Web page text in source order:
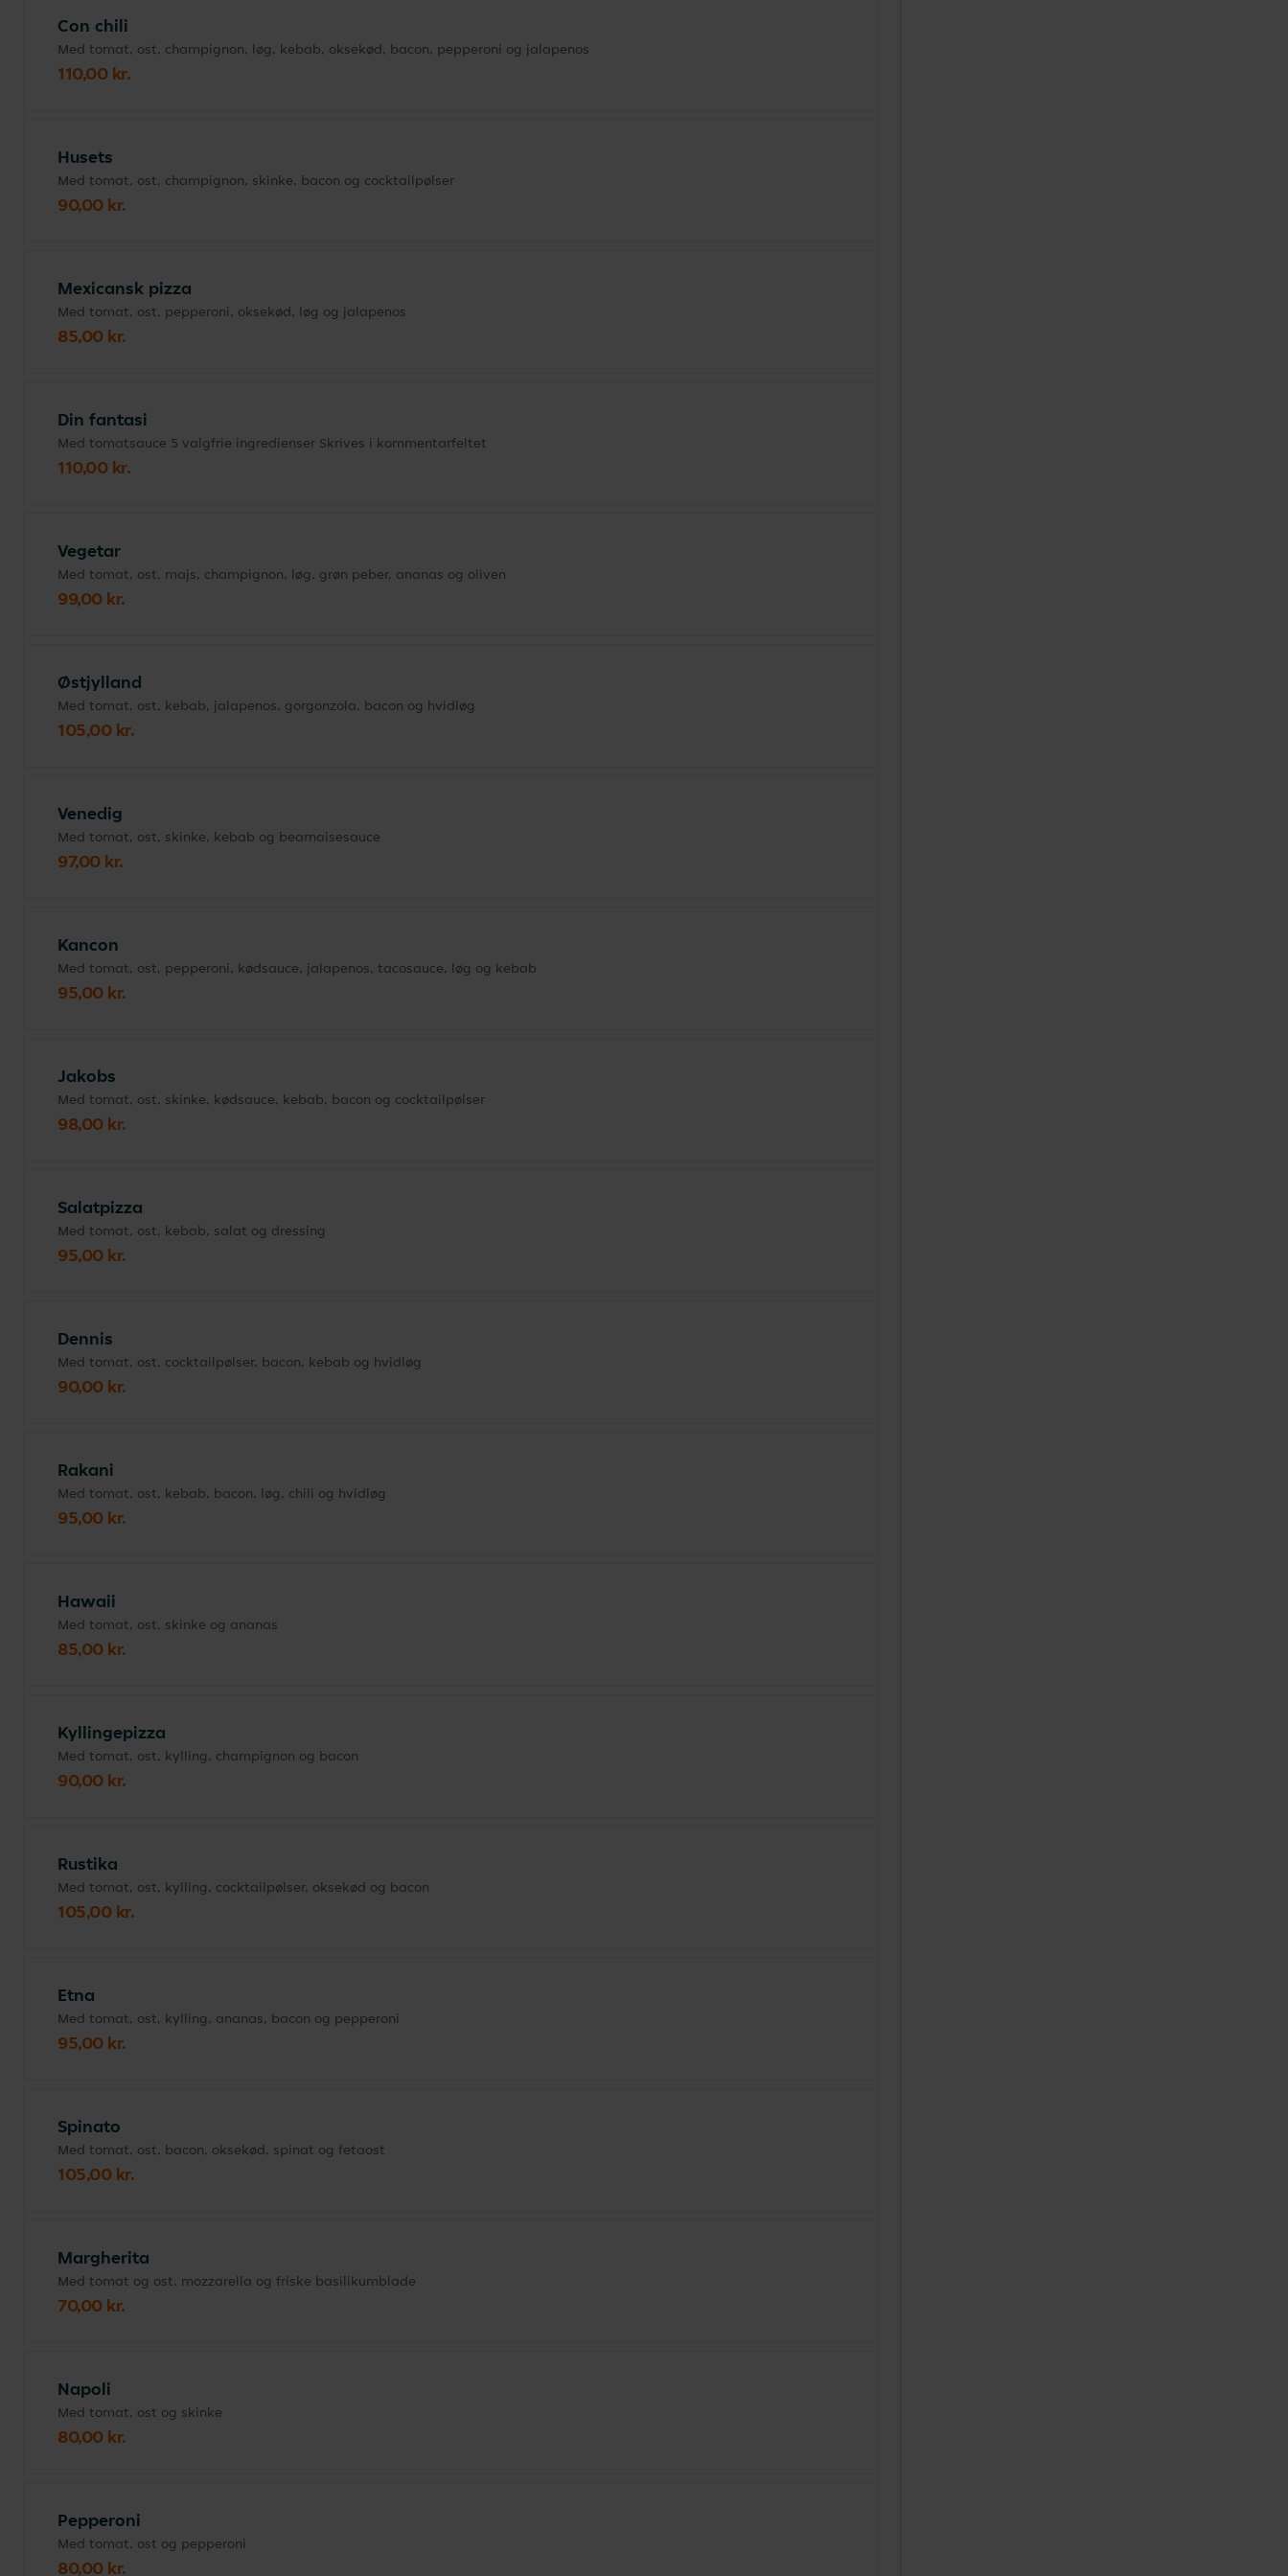
Con chili
Med tomat, ost, champignon, løg, kebab, oksekød, bacon, pepperoni og jalapenos
110,00 kr.
Husets
Med tomat, ost, champignon, skinke, bacon og cocktailpølser
90,00 kr.
Mexicansk pizza
Med tomat, ost, pepperoni, oksekød, løg og jalapenos
85,00 kr.
Din fantasi
Med tomatsauce 5 valgfrie ingredienser Skrives i kommentarfeltet
110,00 kr.
Vegetar
Med tomat, ost, majs, champignon, løg, grøn peber, ananas og oliven
99,00 kr.
Østjylland
Med tomat, ost, kebab, jalapenos, gorgonzola, bacon og hvidløg
105,00 kr.
Venedig
Med tomat, ost, skinke, kebab og bearnaisesauce
97,00 kr.
Kancon
Med tomat, ost, pepperoni, kødsauce, jalapenos, tacosauce, løg og kebab
95,00 kr.
Jakobs
Med tomat, ost, skinke, kødsauce, kebab, bacon og cocktailpølser
98,00 kr.
Salatpizza
Med tomat, ost, kebab, salat og dressing
95,00 kr.
Dennis
Med tomat, ost, cocktailpølser, bacon, kebab og hvidløg
90,00 kr.
Rakani
Med tomat, ost, kebab, bacon, løg, chili og hvidløg
95,00 kr.
Hawaii
Med tomat, ost, skinke og ananas
85,00 kr.
Kyllingepizza
Med tomat, ost, kylling, champignon og bacon
90,00 kr.
Rustika
Med tomat, ost, kylling, cocktailpølser, oksekød og bacon
105,00 kr.
Etna
Med tomat, ost, kylling, ananas, bacon og pepperoni
95,00 kr.
Spinato
Med tomat, ost, bacon, oksekød, spinat og fetaost
105,00 kr.
Margherita
Med tomat og ost, mozzarella og friske basilikumblade
70,00 kr.
Napoli
Med tomat, ost og skinke
80,00 kr.
Pepperoni
Med tomat, ost og pepperoni
80,00 kr.